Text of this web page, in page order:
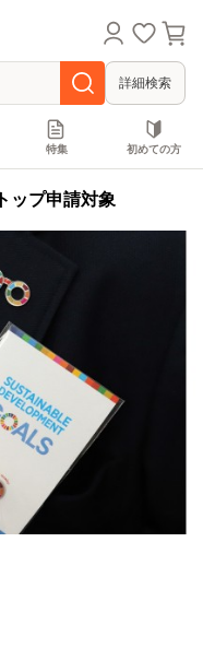
詳細検索
特集 初めての方
ップ申請対象